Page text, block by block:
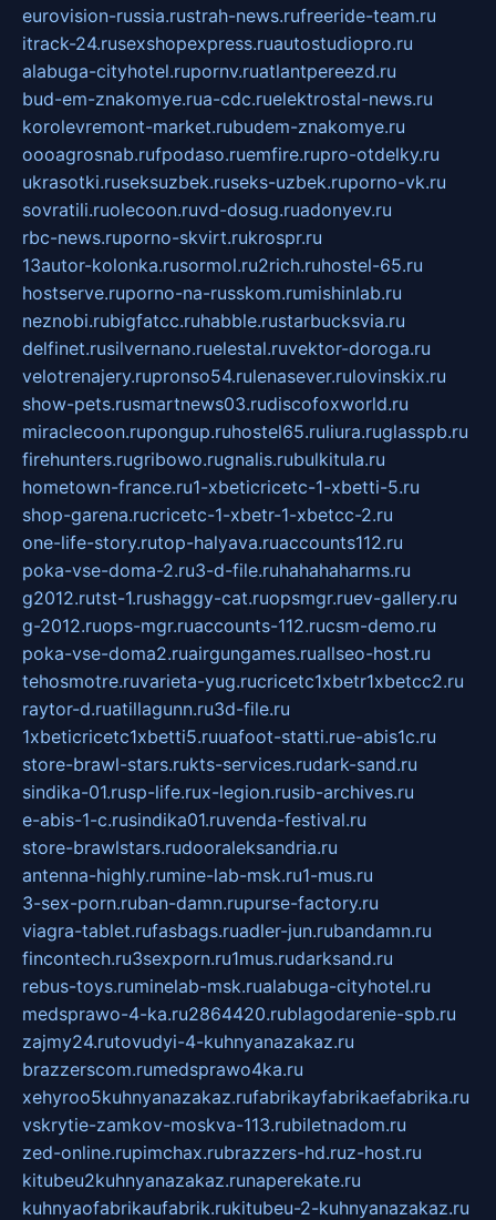
eurovision-russia.rustrah-news.rufreeride-team.ru
itrack-24.rusexshopexpress.ruautostudiopro.ru
alabuga-cityhotel.rupornv.ruatlantpereezd.ru
bud-em-znakomye.rua-cdc.ruelektrostal-news.ru
korolevremont-market.rubudem-znakomye.ru
oooagrosnab.rufpodaso.ruemfire.rupro-otdelky.ru
ukrasotki.ruseksuzbek.ruseks-uzbek.ruporno-vk.ru
sovratili.ruolecoon.ruvd-dosug.ruadonyev.ru
rbc-news.ruporno-skvirt.rukrospr.ru
13autor-kolonka.rusormol.ru2rich.ruhostel-65.ru
hostserve.ruporno-na-russkom.rumishinlab.ru
neznobi.rubigfatcc.ruhabble.rustarbucksvia.ru
delfinet.rusilvernano.ruelestal.ruvektor-doroga.ru
velotrenajery.rupronso54.rulenasever.rulovinskix.ru
show-pets.rusmartnews03.rudiscofoxworld.ru
miraclecoon.rupongup.ruhostel65.ruliura.ruglasspb.ru
firehunters.rugribowo.rugnalis.rubulkitula.ru
hometown-france.ru1-xbeticricetc-1-xbetti-5.ru
shop-garena.rucricetc-1-xbetr-1-xbetcc-2.ru
one-life-story.rutop-halyava.ruaccounts112.ru
poka-vse-doma-2.ru3-d-file.ruhahahaharms.ru
g2012.rutst-1.rushaggy-cat.ruopsmgr.ruev-gallery.ru
g-2012.ruops-mgr.ruaccounts-112.rucsm-demo.ru
poka-vse-doma2.ruairgungames.ruallseo-host.ru
tehosmotre.ruvarieta-yug.rucricetc1xbetr1xbetcc2.ru
raytor-d.ruatillagunn.ru3d-file.ru
1xbeticricetc1xbetti5.ruuafoot-statti.rue-abis1c.ru
store-brawl-stars.rukts-services.rudark-sand.ru
sindika-01.rusp-life.rux-legion.rusib-archives.ru
e-abis-1-c.rusindika01.ruvenda-festival.ru
store-brawlstars.rudooraleksandria.ru
antenna-highly.rumine-lab-msk.ru1-mus.ru
3-sex-porn.ruban-damn.rupurse-factory.ru
viagra-tablet.rufasbags.ruadler-jun.rubandamn.ru
fincontech.ru3sexporn.ru1mus.rudarksand.ru
rebus-toys.ruminelab-msk.rualabuga-cityhotel.ru
medsprawo-4-ka.ru2864420.rublagodarenie-spb.ru
zajmy24.rutovudyi-4-kuhnyanazakaz.ru
brazzerscom.rumedsprawo4ka.ru
xehyroo5kuhnyanazakaz.rufabrikayfabrikaefabrika.ru
vskrytie-zamkov-moskva-113.rubiletnadom.ru
zed-online.rupimchax.rubrazzers-hd.ruz-host.ru
kitubeu2kuhnyanazakaz.runaperekate.ru
kuhnyaofabrikaufabrik.rukitubeu-2-kuhnyanazakaz.ru